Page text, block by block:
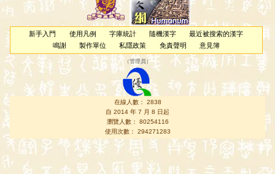
新手入門 使用凡例 字庫統計 隨機漢字
最近被搜索的漢字
鳴謝
製作單位 私隱政策 免責聲明 意見簿
（管理員 ）
在線人數： 2838
自 2014 年 7 月 8 日起
瀏覽人數： 80254116
使用次數： 294271283